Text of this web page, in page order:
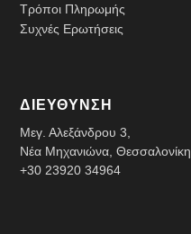
Τρόποι Πληρωμής
Συχνές Ερωτήσεις
ΔΙΕΥΘΥΝΣΗ
Μεγ. Αλεξάνδρου 3,
Νέα Μηχανιώνα, Θεσσαλονίκη
+30 23920 34964